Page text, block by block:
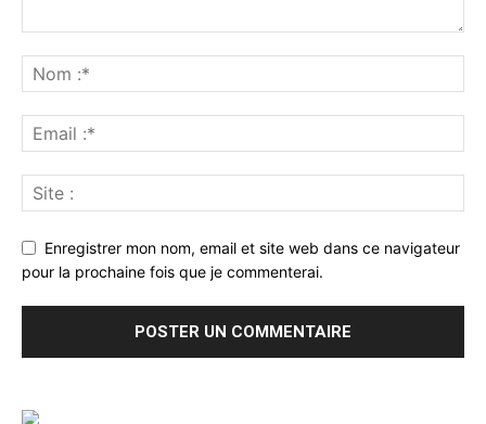
Enregistrer mon nom, email et site web dans ce navigateur
pour la prochaine fois que je commenterai.